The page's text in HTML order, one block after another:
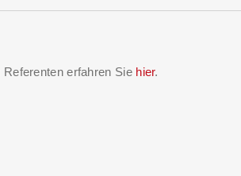
erfahren Sie hier.